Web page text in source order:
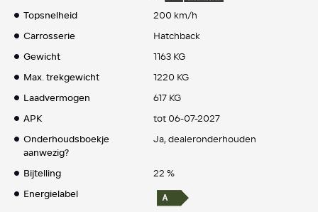
Topsnelheid
200 km/h
Carrosserie
Hatchback
Gewicht
1163 KG
Max. trekgewicht
1220 KG
Laadvermogen
617 KG
APK
tot 06-07-2027
Onderhoudsboekje
aanwezig?
Ja, dealeronderhouden
Bijtelling
22 %
Energielabel